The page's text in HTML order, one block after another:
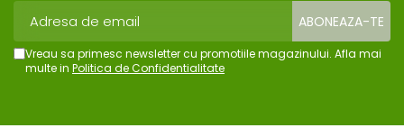
Vreau sa primesc newsletter cu promotiile magazinului. Afla mai
multe in Politica de Confidentialitate